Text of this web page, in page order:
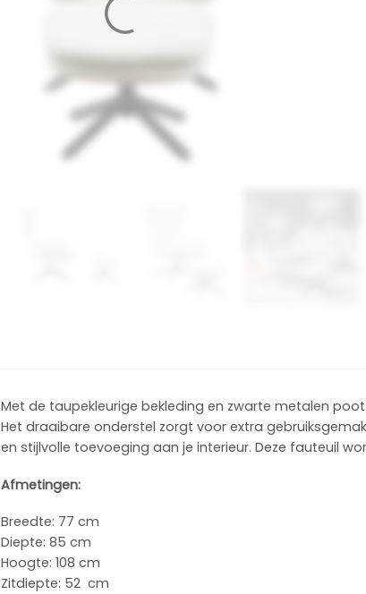
Met de taupekleurige bekleding en zwarte metalen
Het draaibare onderstel zorgt voor extra
en stijlvolle toevoeging aan je interieur. Deze fauteuil
Afmetingen:
Breedte: 77 cm
Diepte: 85 cm
Hoogte: 108 cm
Zitdiepte: 52 cm